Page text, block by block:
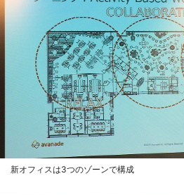
新オフィスは3つのゾーンで構成